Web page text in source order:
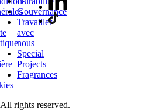
Gouvernance
Travailler
avec
nous
Special
Projects
Fragrances
rights reserved.